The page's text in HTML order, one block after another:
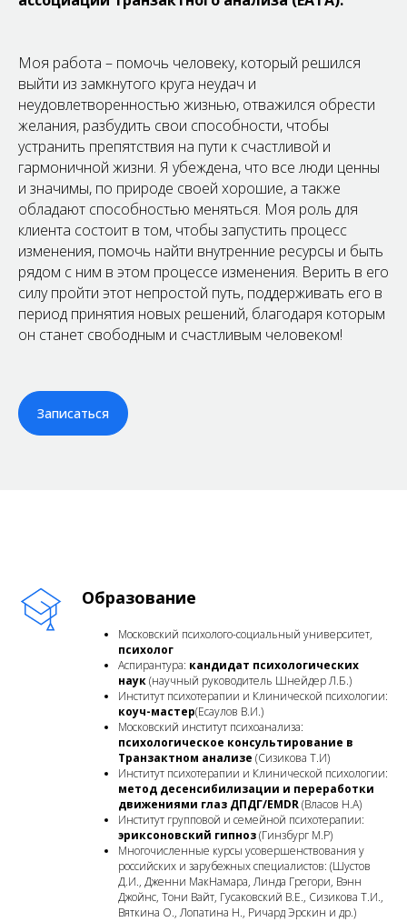
Моя работа – помочь человеку, который решился
выйти из замкнутого круга неудач и
неудовлетворенностью жизнью, отважился обрести
желания, разбудить свои способности, чтобы
устранить препятствия на пути к счастливой и
гармоничной жизни. Я убеждена, что все люди ценны
и значимы, по природе своей хорошие, а также
обладают способностью меняться. Моя роль для
клиента состоит в том, чтобы запустить процесс
изменения, помочь найти внутренние ресурсы и быть
рядом с ним в этом процессе изменения. Верить в его
силу пройти этот непростой путь, поддерживать его в
период принятия новых решений, благодаря которым
он станет свободным и счастливым человеком!
Записаться
Образование
Московский психолого-социальный университет,
психолог
Аспирантура: кандидат психологических
наук(научный руководитель Шнейдер Л.Б.)
Институт психотерапии и Клинической психологии:
коуч-мастер(Есаулов В.И.)
Московский институт психоанализа:
психологическое консультирование в
Транзактном анализе (Сизикова Т.И)
Институт психотерапии и Клинической психологии:
метод десенсибилизации и переработки
движениями глаз ДПДГ/EMDR(Власов Н.А)
Институт групповой и семейной психотерапии:
эриксоновский гипноз(Гинзбург М.Р)
Многочисленные курсы усовершенствования у
российских и зарубежных специалистов: (Шустов
Д.И., Дженни МакНамара, Линда Грегори, Вэнн
Джойнс, Тони Вайт, Гусаковский В.Е., Сизикова Т.И.,
Вяткина О., Лопатина Н., Ричард Эрскин и др.)